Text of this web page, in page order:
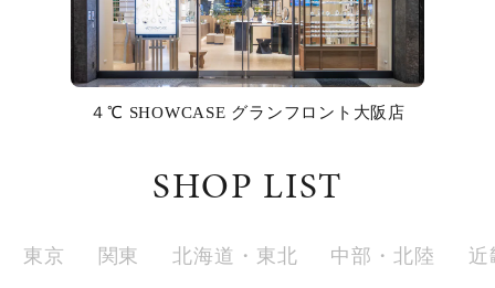
ファッションテイスト
着用シーン
４℃ SHOWCASE グランフロント大阪店
SHOP LIST
東京 関東 北海道・東北 中部・北陸 近